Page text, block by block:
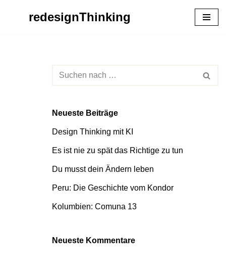
redesignThinking
Neueste Beiträge
Design Thinking mit KI
Es ist nie zu spät das Richtige zu tun
Du musst dein Ändern leben
Peru: Die Geschichte vom Kondor
Kolumbien: Comuna 13
Neueste Kommentare